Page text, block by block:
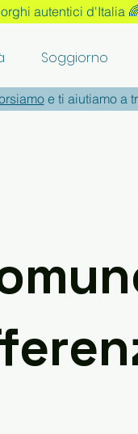
autentici d'Italia
Soggiorno
e ti aiutiamo a